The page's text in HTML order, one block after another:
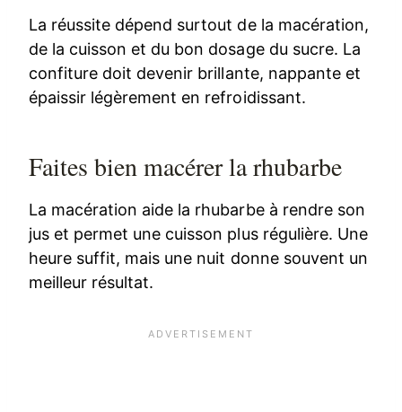
La réussite dépend surtout de la macération,
de la cuisson et du bon dosage du sucre. La
confiture doit devenir brillante, nappante et
épaissir légèrement en refroidissant.
Faites bien macérer la rhubarbe
La macération aide la rhubarbe à rendre son
jus et permet une cuisson plus régulière. Une
heure suffit, mais une nuit donne souvent un
meilleur résultat.